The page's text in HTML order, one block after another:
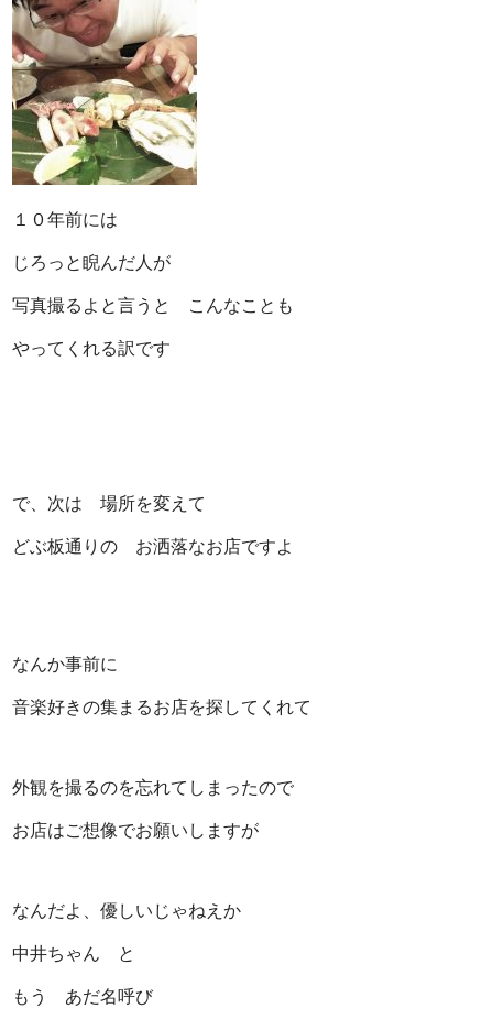
１０年前には
じろっと睨んだ人が
写真撮るよと言うと こんなことも
やってくれる訳です
で、次は 場所を変えて
どぶ板通りの お洒落なお店ですよ
なんか事前に
音楽好きの集まるお店を探してくれて
外観を撮るのを忘れてしまったので
お店はご想像でお願いしますが
なんだよ、優しいじゃねえか
中井ちゃん と
もう あだ名呼び